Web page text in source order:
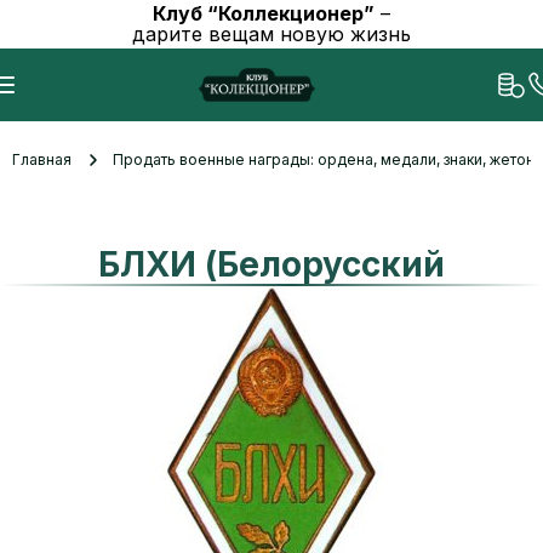
Клуб “Коллекционер” –
дарите вещам новую жизнь
Главная Продать военные награды: ордена, медали, знаки,
БЛХИ (Белорусский